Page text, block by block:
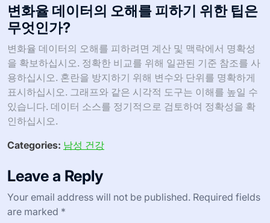
변화율 데이터의 오해를 피하기 위한 팁은
무엇인가?
변화율 데이터의 오해를 피하려면 계산 및 맥락에서 명확성
을 확보하십시오. 정확한 비교를 위해 일관된 기준 참조를 사
용하십시오. 혼란을 방지하기 위해 변수와 단위를 명확하게
표시하십시오. 그래프와 같은 시각적 도구는 이해를 높일 수
있습니다. 데이터 소스를 정기적으로 검토하여 정확성을 확
인하십시오.
Categories: 남성 건강
Leave a Reply
Your email address will not be published. Required fields
are marked *